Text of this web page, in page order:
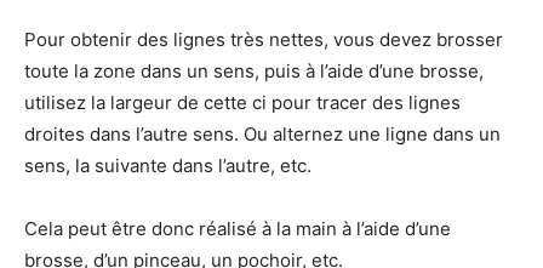
Pour obtenir des lignes très nettes, vous devez brosser
toute la zone dans un sens, puis à l’aide d’une brosse,
utilisez la largeur de cette ci pour tracer des lignes
droites dans l’autre sens. Ou alternez une ligne dans un
sens, la suivante dans l’autre, etc.
Cela peut être donc réalisé à la main à l’aide d’une
brosse, d’un pinceau, un pochoir, etc.